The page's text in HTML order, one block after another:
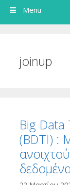
Menu
joinup
Big
(BDTI) :